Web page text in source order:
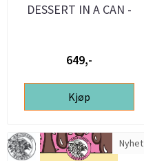
DESSERT IN A CAN -
649,-
Kjøp
Nyhet